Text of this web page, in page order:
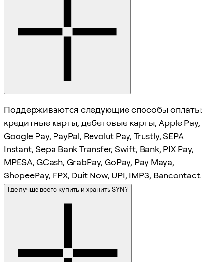
Поддерживаются следующие способы оплаты:
кредитные карты, дебетовые карты, Apple Pay,
Google Pay, PayPal, Revolut Pay, Trustly, SEPA
Instant, Sepa Bank Transfer, Swift, Bank, PIX Pay,
MPESA, GCash, GrabPay, GoPay, Pay Maya,
ShopeePay, FPX, Duit Now, UPI, IMPS, Bancontact.
Где лучше всего купить и хранить SYN?